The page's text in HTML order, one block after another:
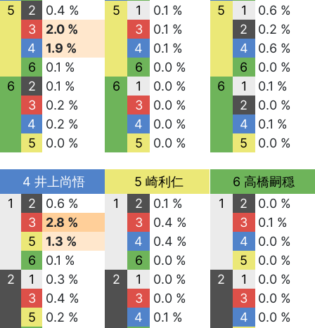
5
2
0.4 %
3
2.0 %
4
1.9 %
6
0.1 %
6
2
0.1 %
3
0.2 %
4
0.2 %
5
0.0 %
5
1
0.1 %
3
0.1 %
4
0.1 %
6
0.0 %
6
1
0.0 %
3
0.0 %
4
0.0 %
5
0.0 %
5
1
0.6 %
2
0.2 %
4
0.6 %
6
0.0 %
6
1
0.1 %
2
0.0 %
4
0.1 %
5
0.0 %
4 井上尚悟
1
2
0.6 %
3
2.8 %
5
1.3 %
6
0.1 %
2
1
0.3 %
3
0.4 %
5
0.2 %
5 崎利仁
1
2
0.1 %
3
0.4 %
4
0.4 %
6
0.0 %
2
1
0.0 %
3
0.0 %
4
0.1 %
6 高橋嗣穏
1
2
0.0 %
3
0.1 %
4
0.0 %
5
0.0 %
2
1
0.0 %
3
0.0 %
4
0.0 %